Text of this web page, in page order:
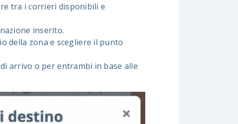
tra i corrieri disponibili e
inserito.
della zona e scegliere il punto
arrivo o per entrambi in base alle